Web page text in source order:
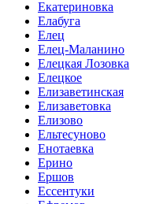
Екатериновка
Елабуга
Елец
Елец-Маланино
Елецкая Лозовка
Елецкое
Елизаветинская
Елизаветовка
Елизово
Ельтесуново
Енотаевка
Ерино
Ершов
Ессентуки